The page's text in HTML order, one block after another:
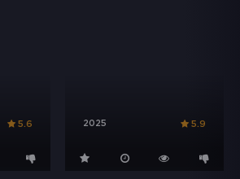
5.6 2025 5.9